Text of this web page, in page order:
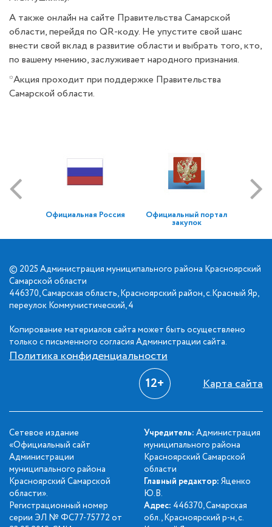
А также онлайн на сайте Правительства Самарской
области, перейдя по QR-коду. Не упустите свой шанс
внести свой вклад в развитие области и выбрать того, кто,
по вашему мнению, заслуживает народного признания.
*Акция проходит при поддержке Правительства
Самарской области.
Официальная Россия Официальный портал
закупок
© 2025 Администрация муниципального района Красноярский
Самарской области
446370, Самарская область, Красноярский район, с.Красный Яр,
переулок Коммунистический, 4
Копирование материалов сайта может быть осуществлено
только с письменного согласия Администрации сайта.
Политика конфиденциальности
12+ Карта сайта
Сетевое издание
«Официальный сайт
Администрации
муниципального района
Красноярский Самарской
области».
Регистрационный номер
серии ЭЛ № ФС77-75772 от
Учредитель: Администрация
муниципального района
Красноярский Самарской
области
Главный редактор: Яценко
Ю.В.
Адрес: 446370, Самарская
обл., Красноярский р-н, с.